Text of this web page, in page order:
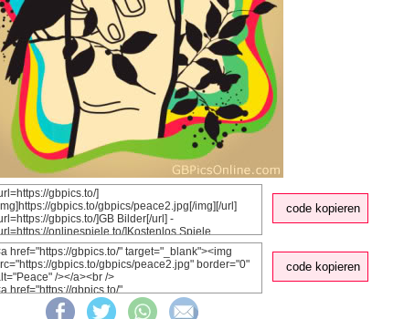
code kopieren
code kopieren